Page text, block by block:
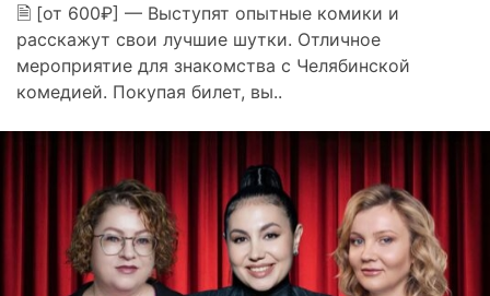
🗎 [от 600₽] — Выступят опытные комики и
расскажут свои лучшие шутки. Отличное
мероприятие для знакомства с Челябинской
комедией. Покупая билет, вы..